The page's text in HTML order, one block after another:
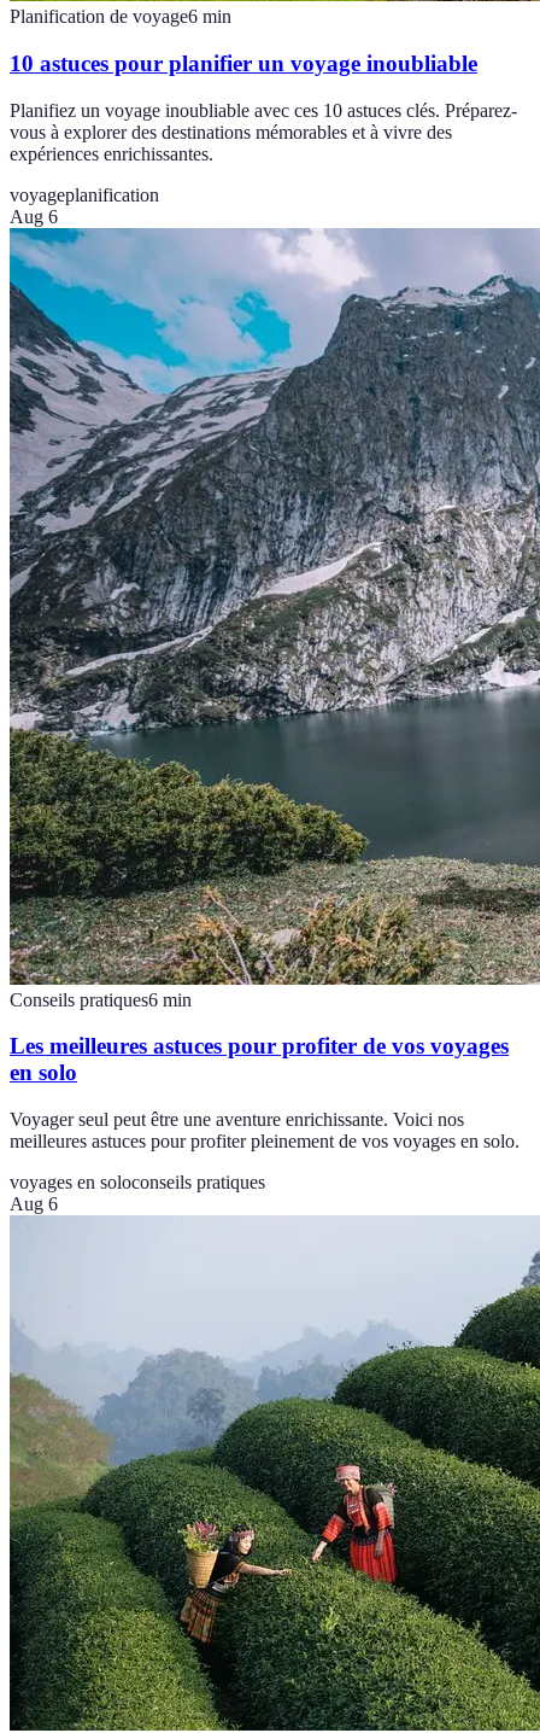
Planification de voyage6 min
10 astuces pour planifier un voyage inoubliable
Planifiez un voyage inoubliable avec ces 10 astuces clés. Préparez-
vous à explorer des destinations mémorables et à vivre des
expériences enrichissantes.
voyageplanification
Aug 6
Conseils pratiques6 min
Les meilleures astuces pour profiter de vos voyages
en solo
Voyager seul peut être une aventure enrichissante. Voici nos
meilleures astuces pour profiter pleinement de vos voyages en solo.
voyages en soloconseils pratiques
Aug 6